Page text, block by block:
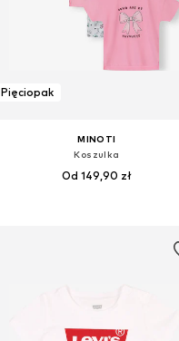
Pięciopak
MINOTI
Koszulka
Od 149,90 zł